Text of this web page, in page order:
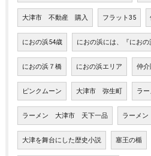
大津市 不動産 購入 フラット35
におの浜54歳 におの浜には、『におの
におの浜７橋 におの浜エリア 仲
ピンクムーン 大津市 弥生町 ラ
ラーメン 大津市 天下一品 ラーメ
大津を舞台にした歴史小説 塞王の楯